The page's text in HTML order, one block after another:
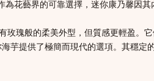
為花藝界的可靠選擇，迷你康乃馨因
玫瑰般的柔美外型，但質感更輕盈。
芋提供了極簡而現代的選項。其穩定